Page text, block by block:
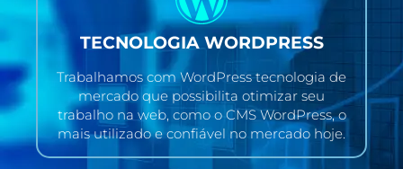
TECNOLOGIA WORDPRESS
Trabalhamos com WordPress tecnologia de
mercado que possibilita otimizar seu
trabalho na web, como o CMS WordPress, o
mais utilizado e confiável no mercado hoje.